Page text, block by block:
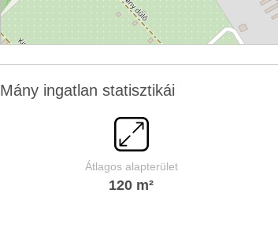
Mány ingatlan statisztikái
Átlagos alapterület
120 m²